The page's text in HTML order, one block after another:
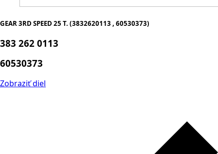
GEAR 3RD SPEED 25 T. (3832620113 , 60530373)
383 262 0113
60530373
Zobraziť diel